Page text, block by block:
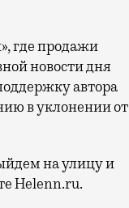
где продажи
новости дня
автора
в уклонении от
на улицу и
Helenn.ru.